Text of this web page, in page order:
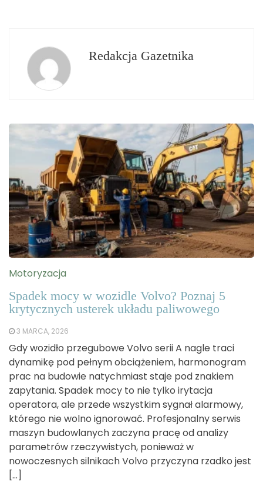
ciężarówki...
Redakcja Gazetnika
Motoryzacja
Spadek mocy w wozidle Volvo? Poznaj 5
krytycznych usterek układu paliwowego
3 MARCA, 2026
Gdy wozidło przegubowe Volvo serii A nagle traci
dynamikę pod pełnym obciążeniem, harmonogram
prac na budowie natychmiast staje pod znakiem
zapytania. Spadek mocy to nie tylko irytacja
operatora, ale przede wszystkim sygnał alarmowy,
którego nie wolno ignorować. Profesjonalny serwis
maszyn budowlanych zaczyna pracę od analizy
parametrów rzeczywistych, ponieważ w
nowoczesnych silnikach Volvo przyczyna rzadko jest
[…]